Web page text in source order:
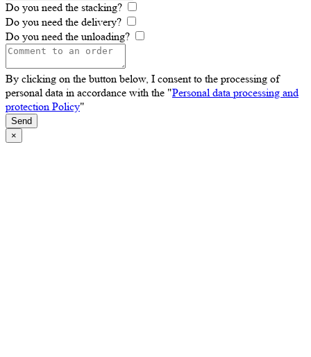
Do you need the stacking?
Do you need the delivery?
Do you need the unloading?
By clicking on the button below, I consent to the processing of
personal data in accordance with the "Personal data processing and
protection Policy"
Send
×